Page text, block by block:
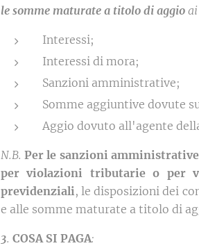
le somme maturate a titolo di aggio
Interessi;
Interessi di mora;
Sanzioni amministrative;
Somme aggiuntive dovute
Aggio dovuto all'agente
N.B.Per le sanzioni
per violazioni tributarie o per
previdenziali, le disposizioni dei
e alle somme maturate a titolo di
3. COSA SI PAGA: